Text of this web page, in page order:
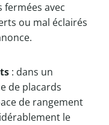
fermées avec
ou mal éclairés
: dans un
de placards
de rangement
le